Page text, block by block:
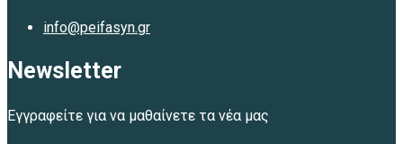
info@peifasyn.gr
Newsletter
Εγγραφείτε για να μαθαίνετε τα νέα μας